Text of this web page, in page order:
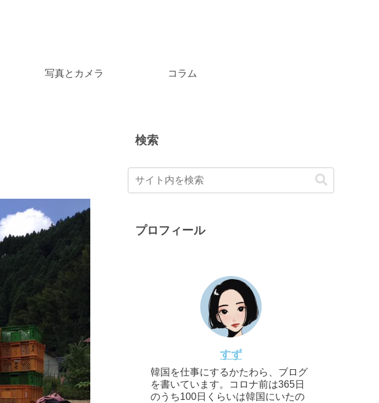
写真とカメラ コラム
検索
プロフィール
すず
韓国を仕事にするかたわら、ブログ
を書いています。コロナ前は365日
のうち100日くらいは韓国にいたの